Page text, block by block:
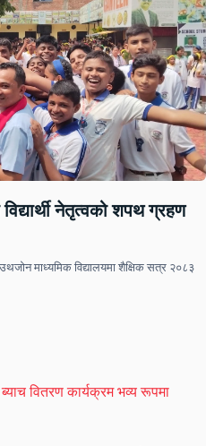
नेतृत्वको शपथ ग्रहण
माध्यमिक विद्यालयमा शैक्षिक सत्र २०८३